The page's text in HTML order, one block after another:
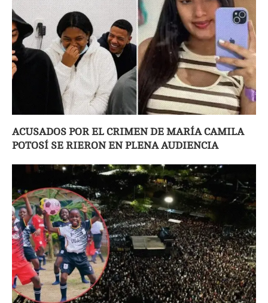
ACUSADOS POR EL CRIMEN DE MARÍA CAMILA
POTOSÍ SE RIERON EN PLENA AUDIENCIA